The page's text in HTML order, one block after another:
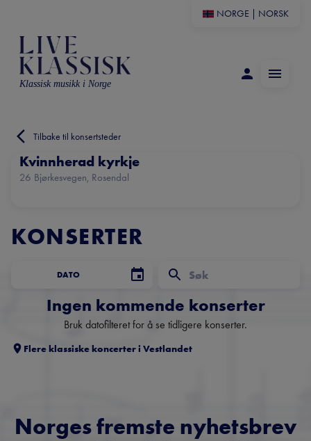
NORGE NORSK
Klassisk musikk i Norge
Tilbake til konsertsteder
Kvinnherad kyrkje
26 Bjørkesvegen, Rosendal
KONSERTER
DATO
Ingen kommende konserter
Bruk datofilteret for å se tidligere konserter.
Flere klassiske koncerter i Vestlandet
Norges fremste nyhetsbrev